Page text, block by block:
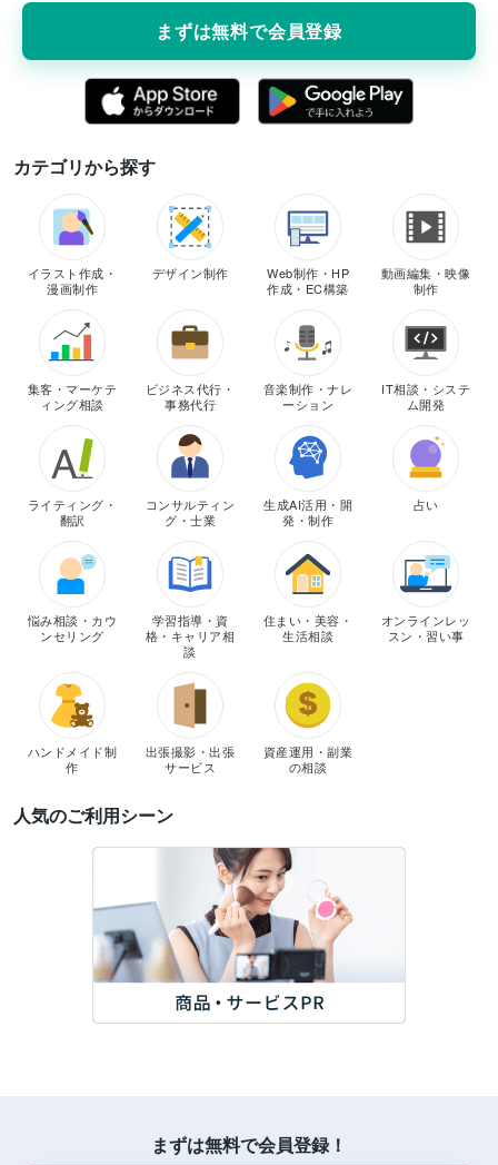
まずは無料で会員登録
カテゴリから探す
イラスト作成・
漫画制作
デザイン制作
Web制作・HP
作成・EC構築
動画編集・映像
制作
集客・マーケテ
ィング相談
ビジネス代行・
事務代行
音楽制作・ナレ
ーション
IT相談・システ
ム開発
ライティング・
翻訳
コンサルティン
グ・士業
生成AI活用・開
発・制作
占い
悩み相談・カウ
ンセリング
学習指導・資
格・キャリア相
談
住まい・美容・
生活相談
オンラインレッ
スン・習い事
ハンドメイド制
作
出張撮影・出張
サービス
資産運用・副業
の相談
人気のご利用シーン
まずは無料で会員登録！